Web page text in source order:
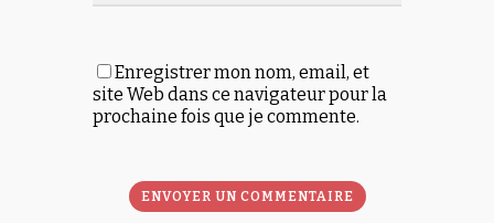
Enregistrer mon nom, email, et
site Web dans ce navigateur pour la
prochaine fois que je commente.